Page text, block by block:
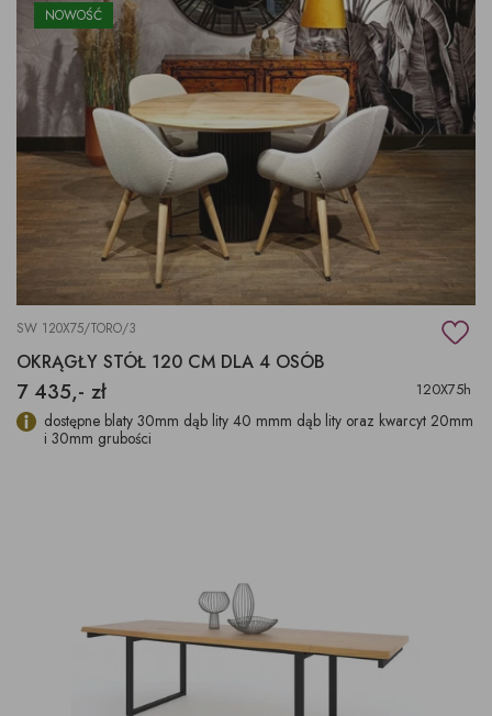
NOWOŚĆ
SW 120X75/TORO/3
OKRĄGŁY STÓŁ 120 CM DLA 4 OSÓB
7 435,- zł 120X75h
dostępne blaty 30mm dąb lity 40 mmm dąb lity oraz kwarcyt 20mm
i 30mm grubości